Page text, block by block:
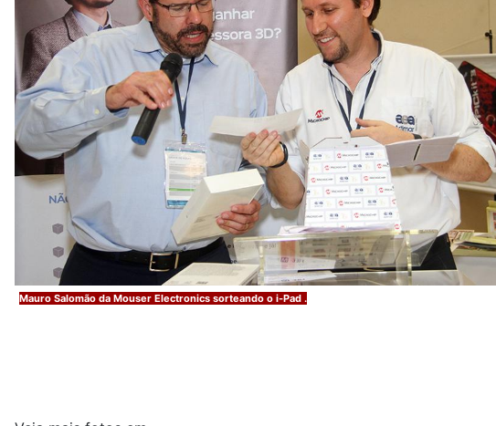
Mauro Salomão da Mouser Electronics sorteando o i-Pad .